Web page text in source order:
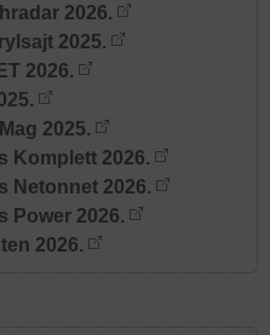
2026.
2025.
2026.
2025.
Komplett 2026.
Netonnet 2026.
Power 2026.
2026.